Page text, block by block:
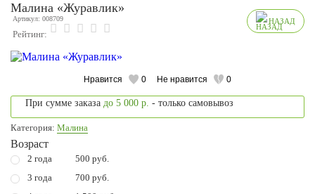
Малина «Журавлик»
Артикул: 008709
Рейтинг:
НАЗАД
Нравится 0 Не нравится 0
При сумме заказа до 5 000 р. - только самовывоз
Категория: Малина
Возраст
2 года
500 руб.
3 года
700 руб.